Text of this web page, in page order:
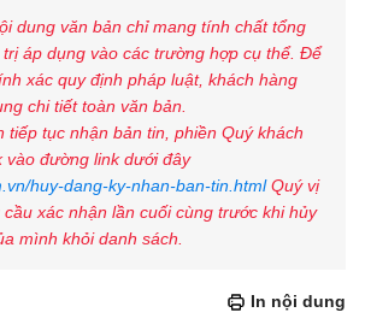
dung văn bản chỉ mang tính chất tổng
áp dụng vào các trường hợp cụ thể. Để
xác quy định pháp luật, khách hàng
chi tiết toàn văn bản.
tiếp tục nhận bản tin, phiền Quý khách
vào đường link dưới đây
huy-dang-ky-nhan-ban-tin.htmlQuý vị
xác nhận lần cuối cùng trước khi hủy
mình khỏi danh sách.
In nội dung